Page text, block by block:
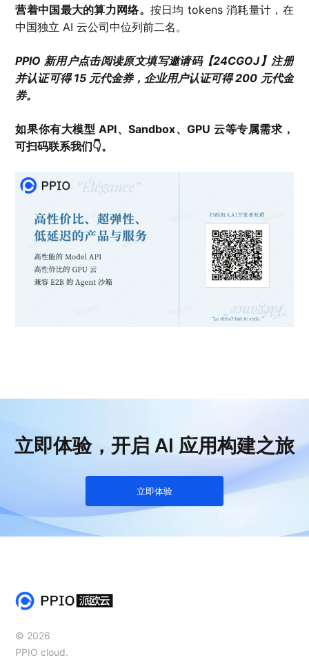
营着中国最大的算力网络。 按日均 tokens 消耗量计，在
中国独立 AI 云公司中位列前二名。
PPIO 新用户点击阅读原文填写邀请码【24CGOJ】注册
并认证可得 15 元代金券，企业用户认证可得 200 元代金
券。
如果你有大模型 API、Sandbox、GPU 云等专属需求，
可扫码联系我们👇。
立即体验，开启 AI 应用构建之旅
立即体验
© 2026
PPIO cloud.